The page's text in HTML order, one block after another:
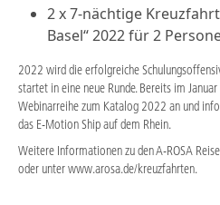
2 x7-nächtige
Basel“2022 für 2
2022 wird die erfolgreiche
startet in eine neue Runde. Bereits im
Webinarreihe zum Katalog 2022 an und
das E-Motion Ship auf dem Rhein.
Weitere Informationen zu den A-ROSA
oder unterwww.arosa.de/kreuzfahrten.